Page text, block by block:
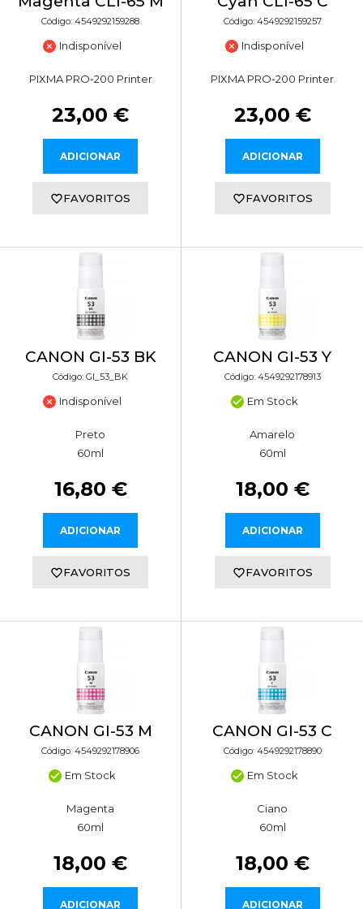
Código: 4549292159288
Indisponível
PIXMA PRO-200 Printer
23,00 €
ADICIONAR
FAVORITOS
Código: 4549292159257
Indisponível
PIXMA PRO-200 Printer
23,00 €
ADICIONAR
FAVORITOS
CANON GI-53 BK
Código: GI_53_BK
Indisponível
Preto
60ml
16,80 €
ADICIONAR
FAVORITOS
CANON GI-53 Y
Código: 4549292178913
Em Stock
Amarelo
60ml
18,00 €
ADICIONAR
FAVORITOS
CANON GI-53 M
Código: 4549292178906
Em Stock
Magenta
60ml
18,00 €
ADICIONAR
CANON GI-53 C
Código: 4549292178890
Em Stock
Ciano
60ml
18,00 €
ADICIONAR